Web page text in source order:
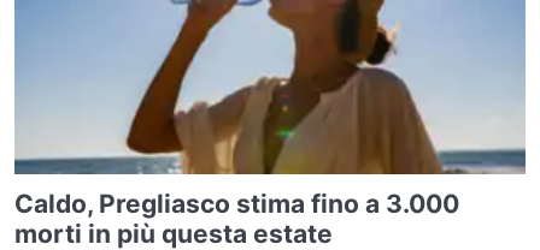
Caldo, Pregliasco stima fino a 3.000
morti in più questa estate